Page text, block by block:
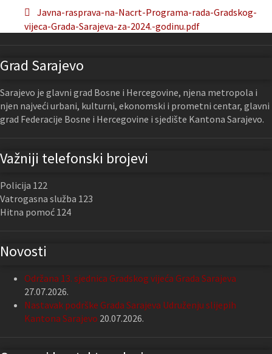
Javna-rasprava-na-Nacrt-Programa-rada-Gradskog-
vijeca-Grada-Sarajeva-za-2024.-godinu.pdf
Grad Sarajevo
Sarajevo je glavni grad Bosne i Hercegovine, njena metropola i
njen najveći urbani, kulturni, ekonomski i prometni centar, glavni
grad Federacije Bosne i Hercegovine i sjedište Kantona Sarajevo.
Važniji telefonski brojevi
Policija 122
Vatrogasna služba 123
Hitna pomoć 124
Novosti
Održana 13. sjednica Gradskog vijeća Grada Sarajeva
27.07.2026.
Nastavak podrške Grada Sarajeva Udruženju slijepih
Kantona Sarajevo 20.07.2026.